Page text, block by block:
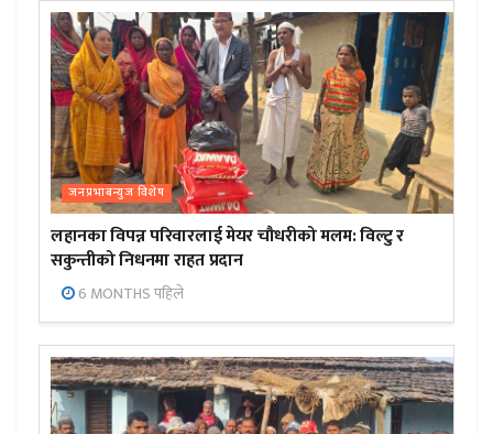
जनप्रभाबन्युज विशेष
लहानका विपन्न परिवारलाई मेयर चौधरीको मलम: विल्टु र
सकुन्तीको निधनमा राहत प्रदान
6 MONTHS पहिले